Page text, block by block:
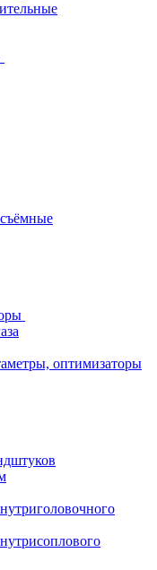
оптимизаторы